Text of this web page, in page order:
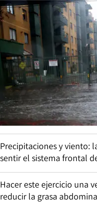
Precipitaciones y viento:
sentir el sistema frontal
Hacer este ejercicio una
reducir la grasa